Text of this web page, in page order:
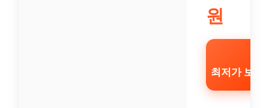
원
최저가 보기